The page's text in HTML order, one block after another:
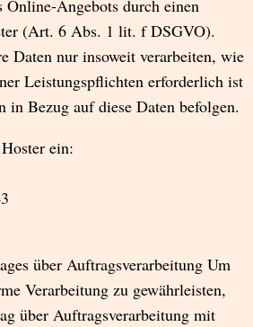
Online-Angebots durch einen
(Art. 6 Abs. 1 lit. f DSGVO).
Daten nur insoweit verarbeiten, wie
Leistungspflichten erforderlich ist
in Bezug auf diese Daten befolgen.
ein:
über Auftragsverarbeitung Um
Verarbeitung zu gewährleisten,
über Auftragsverarbeitung mit